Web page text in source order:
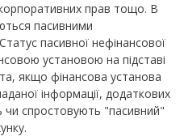
прав тощо. В
пасивними
пасивної нефінансової
установою на підставі
якщо фінансова установа
інформації, додаткових
спростовують "пасивний"